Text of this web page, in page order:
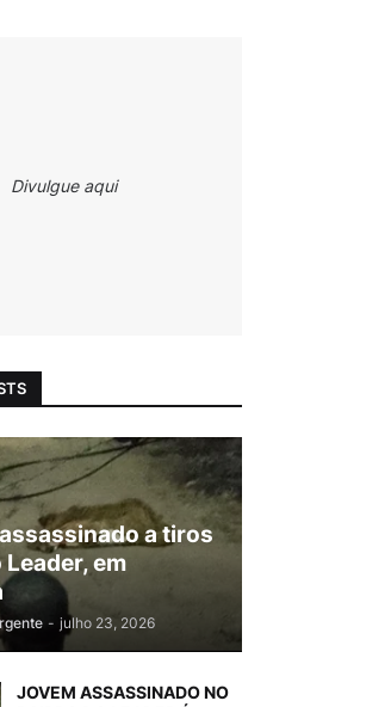
Divulgue aqui
a tiros
em
- julho 23, 2026
JOVEM ASSASSINADO NO